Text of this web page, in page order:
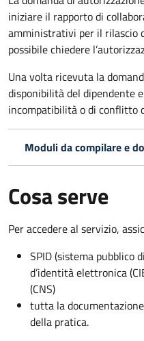
iniziare il rapporto di
amministrativi per il rilascio
possibile chiedere
Una volta ricevuta la
disponibilità del dipendente
incompatibilità o di conflitto
Moduli da compilare e
Cosa serve
Per accedere al servizio,
SPID (sistema pubblico
d’identità elettronica
(CNS)
tutta la
della pratica.